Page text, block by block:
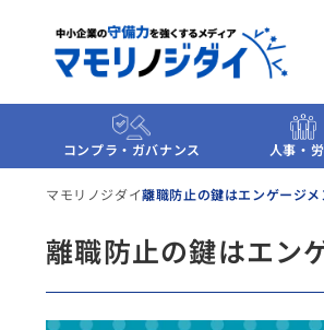
コンプラ・ガバナンス 人事・
マモリノジダイ離職防止の鍵はエンゲージ
離職防止の鍵はエン